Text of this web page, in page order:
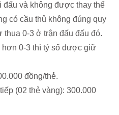
đấu và không được thay thể
có cầu thủ không đúng quy
thua 0-3 ở trận đấu đấu đó.
hơn 0-3 thì tỷ số được giữ
đồng/thẻ.
(02 thẻ vàng): 300.000